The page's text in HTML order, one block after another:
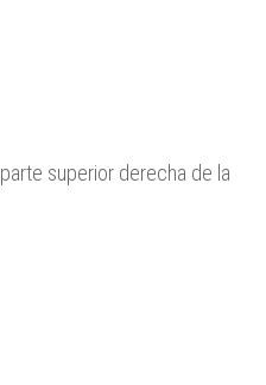
superior derecha de la